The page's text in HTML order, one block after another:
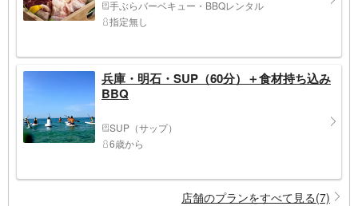
手ぶらバーベキュー・BBQレンタル
指定無し
兵庫・明石・SUP（60分）＋食材持ち込み
BBQ
SUP（サップ）
6歳から
店舗のプランをすべて見る(7)